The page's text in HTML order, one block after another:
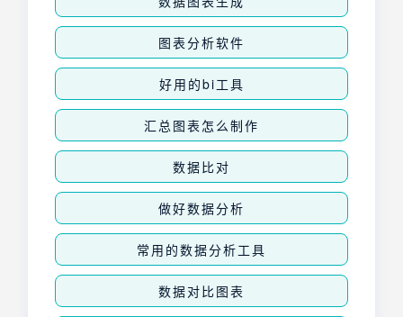
图表分析软件
好用的bi工具
汇总图表怎么制作
数据比对
做好数据分析
常用的数据分析工具
数据对比图表